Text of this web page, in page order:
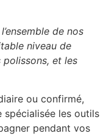
de nos
niveau de
et les
ou confirmé,
les outils
pendant vos